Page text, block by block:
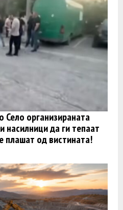
организираната
насилници да ги тепаат
плашат од вистината!